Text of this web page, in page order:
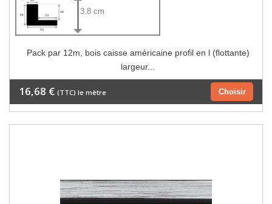
3.8 cm
Pack par 12m, bois caisse américaine profil en l (flottante)
largeur...
Choisir
16,68 € (TTC) le mètre